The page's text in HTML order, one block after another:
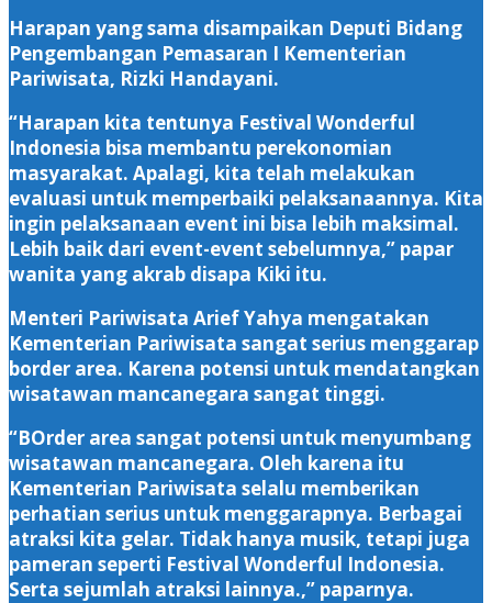
Harapan yang sama disampaikan Deputi Bidang
Pengembangan Pemasaran I Kementerian
Pariwisata, Rizki Handayani.
“Harapan kita tentunya Festival Wonderful
Indonesia bisa membantu perekonomian
masyarakat. Apalagi, kita telah melakukan
evaluasi untuk memperbaiki pelaksanaannya. Kita
ingin pelaksanaan event ini bisa lebih maksimal.
Lebih baik dari event-event sebelumnya,” papar
wanita yang akrab disapa Kiki itu.
Menteri Pariwisata Arief Yahya mengatakan
Kementerian Pariwisata sangat serius menggarap
border area. Karena potensi untuk mendatangkan
wisatawan mancanegara sangat tinggi.
“BOrder area sangat potensi untuk menyumbang
wisatawan mancanegara. Oleh karena itu
Kementerian Pariwisata selalu memberikan
perhatian serius untuk menggarapnya. Berbagai
atraksi kita gelar. Tidak hanya musik, tetapi juga
pameran seperti Festival Wonderful Indonesia.
Serta sejumlah atraksi lainnya.,” paparnya.